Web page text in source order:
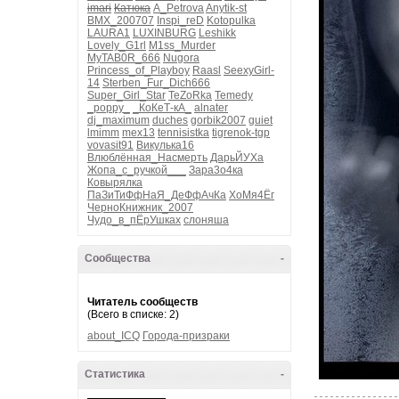
imari Катюка A_PetrovaAnytik-st
BMX_200707 Inspi_reD Kotopulka
LAURA1 LUXINBURG Leshikk
Lovely_G1rl M1ss_Murder
MyTAB0R_666 Nugora
Princess_of_Playboy Raasl SeexyGirl-
14 Sterben_Fur_Dich666
Super_Girl_Star TeZoRka Temedy
_poppy_
_КоКеТ-кА_
alnater
dj_maximum duches gorbik2007 guiet
lmimm mex13 tennisistka tigrenok-tgp
vovasit91 Викулька16
Влюблённая_Насмерть ДарьЙУХа
Жопа_с_ручкой___
Зара3о4ка
Ковырялка
ПаЗиТиФфНаЯ_ДеФфАчКа ХоМя4Ёг
ЧерноКнижник_2007
Чудо_в_пЁрУшках слоняша
-
Сообщества
Читатель сообществ
(Всего в списке: 2)
about_ICQ Города-призраки
-
Статистика